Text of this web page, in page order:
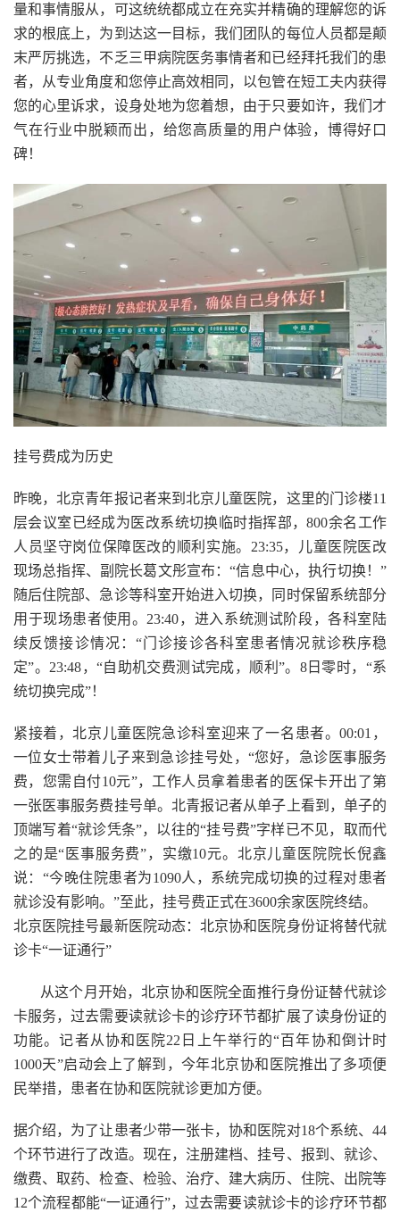
量和事情服从，可这统统都成立在充实并精确的理解您的诉
求的根底上，为到达这一目标，我们团队的每位人员都是颠
末严厉挑选，不乏三甲病院医务事情者和已经拜托我们的患
者，从专业角度和您停止高效相同，以包管在短工夫内获得
您的心里诉求，设身处地为您着想，由于只要如许，我们才
气在行业中脱颖而出，给您高质量的用户体验，博得好口
碑！
挂号费成为历史
昨晚，北京青年报记者来到北京儿童医院，这里的门诊楼11
层会议室已经成为医改系统切换临时指挥部，800余名工作
人员坚守岗位保障医改的顺利实施。23:35，儿童医院医改
现场总指挥、副院长葛文彤宣布：“信息中心，执行切换！”
随后住院部、急诊等科室开始进入切换，同时保留系统部分
用于现场患者使用。23:40，进入系统测试阶段，各科室陆
续反馈接诊情况：“门诊接诊各科室患者情况就诊秩序稳
定”。23:48，“自助机交费测试完成，顺利”。8日零时，“系
统切换完成”！
紧接着，北京儿童医院急诊科室迎来了一名患者。00:01，
一位女士带着儿子来到急诊挂号处，“您好，急诊医事服务
费，您需自付10元”，工作人员拿着患者的医保卡开出了第
一张医事服务费挂号单。北青报记者从单子上看到，单子的
顶端写着“就诊凭条”，以往的“挂号费”字样已不见，取而代
之的是“医事服务费”，实缴10元。北京儿童医院院长倪鑫
说：“今晚住院患者为1090人，系统完成切换的过程对患者
就诊没有影响。”至此，挂号费正式在3600余家医院终结。
北京医院挂号最新医院动态：北京协和医院身份证将替代就
诊卡“一证通行”
从这个月开始，北京协和医院全面推行身份证替代就诊
卡服务，过去需要读就诊卡的诊疗环节都扩展了读身份证的
功能。记者从协和医院22日上午举行的“百年协和倒计时
1000天”启动会上了解到，今年北京协和医院推出了多项便
民举措，患者在协和医院就诊更加方便。
据介绍，为了让患者少带一张卡，协和医院对18个系统、44
个环节进行了改造。现在，注册建档、挂号、报到、就诊、
缴费、取药、检查、检验、治疗、建大病历、住院、出院等
12个流程都能“一证通行”，过去需要读就诊卡的诊疗环节都